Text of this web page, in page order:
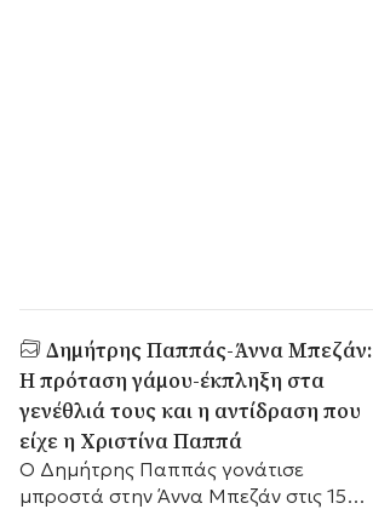
Δημήτρης Παππάς-Άννα Μπεζάν:
Η πρόταση γάμου-έκπληξη στα
γενέθλιά τους και η αντίδραση που
είχε η Χριστίνα Παππά
Ο Δημήτρης Παππάς γονάτισε
μπροστά στην Άννα Μπεζάν στις 15